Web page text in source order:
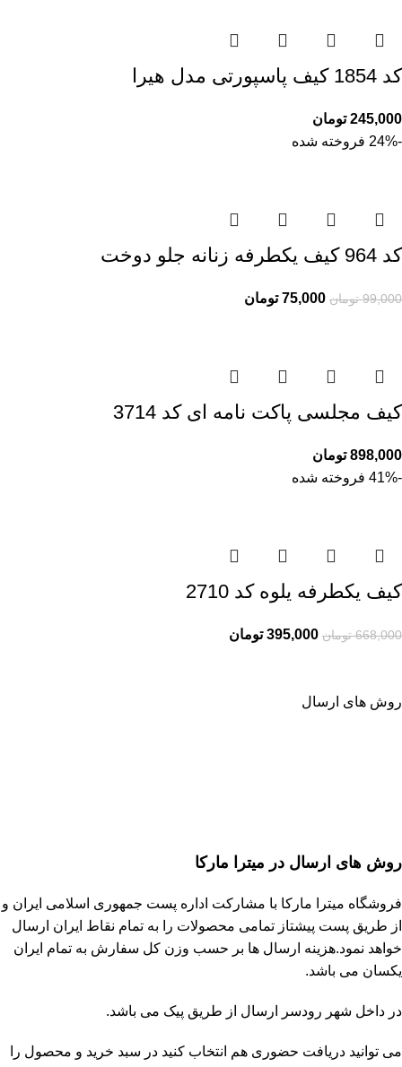
کد 1854 کیف پاسپورتی مدل هیرا
245,000 تومان
-24%
فروخته شده
کد 964 کیف یکطرفه زنانه جلو دوخت
99,000 تومان 75,000 تومان
کیف مجلسی پاکت نامه ای کد 3714
898,000 تومان
-41%
فروخته شده
کیف یکطرفه یلوه کد 2710
668,000 تومان 395,000 تومان
روش های ارسال
روش های ارسال در میترا مارکا
فروشگاه میترا مارکا با مشارکت اداره پست جمهوری اسلامی ایران و
از طریق پست پیشتاز تمامی محصولات را به تمام نقاط ایران ارسال
خواهد نمود.هزینه ارسال ها بر حسب وزن کل سفارش به تمام ایران
یکسان می باشد.
در داخل شهر رودسر ارسال از طریق پیک می باشد.
می توانید دریافت حضوری هم انتخاب کنید در سبد خرید و محصول را